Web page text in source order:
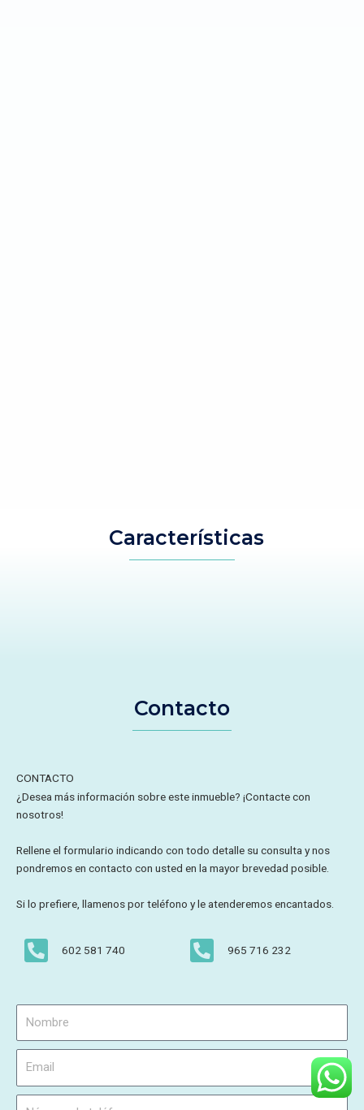
Características
Contacto
CONTACTO
¿Desea más información sobre este inmueble? ¡Contacte con
nosotros!
Rellene el formulario indicando con todo detalle su consulta y nos
pondremos en contacto con usted en la mayor brevedad posible.
Si lo prefiere, llamenos por teléfono y le atenderemos encantados.
602 581 740 965 716 232